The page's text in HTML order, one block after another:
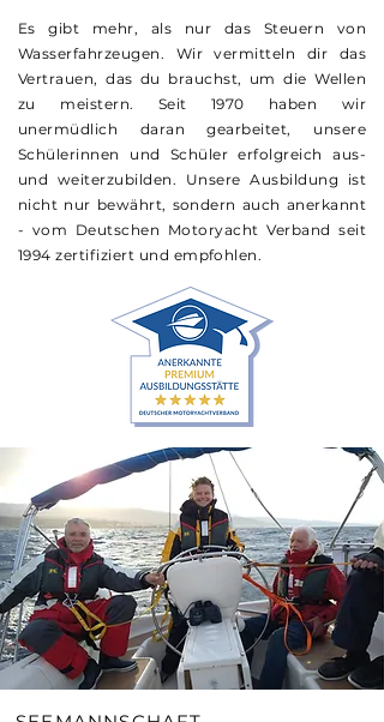
Es gibt mehr, als nur das Steuern von
Wasserfahrzeugen. Wir vermitteln dir das
Vertrauen, das du brauchst, um die Wellen
zu meistern. Seit 1970 haben wir
unermüdlich daran gearbeitet, unsere
Schülerinnen und Schüler erfolgreich aus-
und weiterzubilden. Unsere Ausbildung ist
nicht nur bewährt, sondern auch anerkannt
- vom Deutschen Motoryacht Verband seit
1994 zertifiziert und empfohlen.